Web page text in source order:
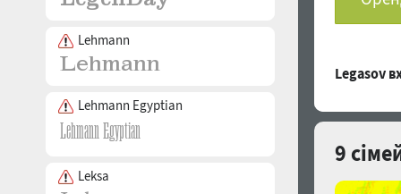
Lehmann
Lehmann Egyptian
Leksa
Legasov
9